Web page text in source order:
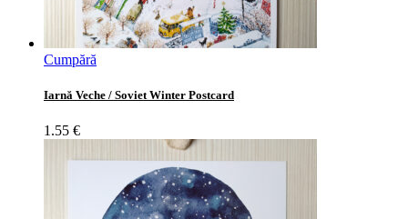
Cumpără
Iarnă Veche / Soviet Winter Postcard
1.55 €